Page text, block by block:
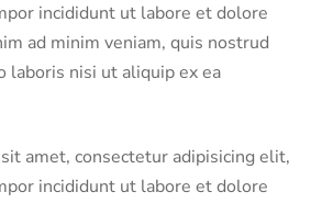
incididunt ut labore et dolore
ad minim veniam, quis nostrud
laboris nisi ut aliquip ex ea
amet, consectetur adipisicing elit,
incididunt ut labore et dolore